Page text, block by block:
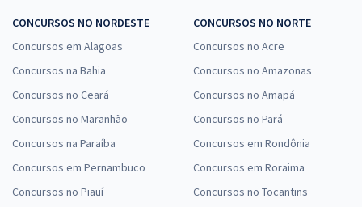
CONCURSOS NO NORDESTE
Concursos em Alagoas
Concursos na Bahia
Concursos no Ceará
Concursos no Maranhão
Concursos na Paraíba
Concursos em Pernambuco
Concursos no Piauí
CONCURSOS NO NORTE
Concursos no Acre
Concursos no Amazonas
Concursos no Amapá
Concursos no Pará
Concursos em Rondônia
Concursos em Roraima
Concursos no Tocantins